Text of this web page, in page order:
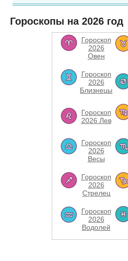
Гороскопы на 2026 год
Гороскоп
2026
Овен
Гороскоп
2026
Близнецы
Гороскоп
2026 Лев
Гороскоп
2026
Весы
Гороскоп
2026
Стрелец
Гороскоп
2026
Водолей